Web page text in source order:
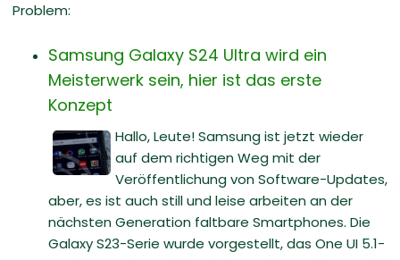
Problem:
Samsung Galaxy S24 Ultra wird ein
Meisterwerk sein, hier ist das erste
Konzept
Hallo, Leute! Samsung ist jetzt wieder
auf dem richtigen Weg mit der
Veröffentlichung von Software-Updates,
aber, es ist auch still und leise arbeiten an der
nächsten Generation faltbare Smartphones. Die
Galaxy S23-Serie wurde vorgestellt, das One UI 5.1-